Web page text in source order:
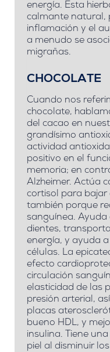
energía. Esta
calmante natural,
inflamación y el
a menudo se
migrañas.
CHOCOLATE
Cuando nos
chocolate,
del cacao en
grandísimo
actividad
positivo en el
memoria; en
Alzheimer. Actúa
cortisol para bajar
también porque
sanguínea. Ayuda
dientes,
energía, y ayuda
células. La
efecto
circulación
elasticidad de las
presión arterial,
placas
bueno HDL, y
insulina. Tiene
piel al disminuir